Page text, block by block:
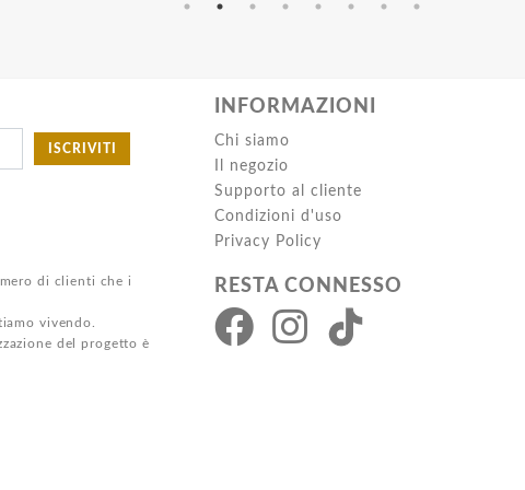
ISCRIVITI
di clienti che i
vivendo.
del progetto è
INFORMAZIONI
Chi siamo
Il negozio
Supporto al cliente
Condizioni d'uso
Privacy Policy
RESTA CONNESSO